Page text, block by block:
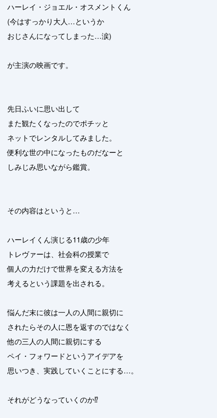
ハーレイ・ジョエル・オスメントくん
(今はすっかり大人…というか
おじさんになってしまった…涙)
が主演の映画です。
先日ふいに思い出して
また観たくなったのでポチッと
ネットでレンタルしてみました。
便利な世の中になったものだなーと
しみじみ思いながら鑑賞。
その内容はというと…
ハーレイくん演じる11歳の少年
トレヴァーは、社会科の授業で
個人の力だけで世界を変える方法を
考えるという課題を出される。
悩んだ末に彼は一人の人間に親切に
されたらその人に恩を返すのではなく
他の三人の人間に親切にする
ペイ・フォワードというアイデアを
思いつき、実践していくことにする…。
それがどうなっていくのか⁉︎